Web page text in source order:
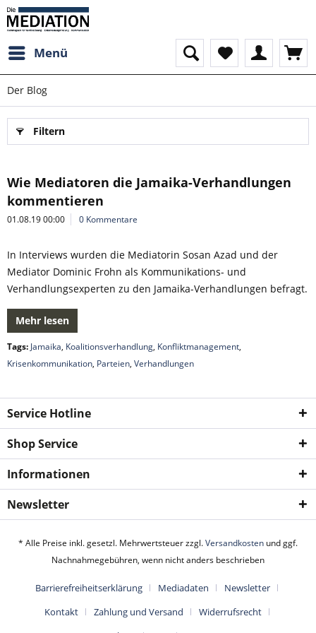
Menü
Der Blog
Filtern
Wie Mediatoren die Jamaika-Verhandlungen
kommentieren
01.08.19 00:00 0 Kommentare
In Interviews wurden die Mediatorin Sosan Azad und der
Mediator Dominic Frohn als Kommunikations- und
Verhandlungsexperten zu den Jamaika-Verhandlungen befragt.
Mehr lesen
Tags: Jamaika, Koalitionsverhandlung, Konfliktmanagement,
Krisenkommunikation, Parteien, Verhandlungen
Service Hotline
Shop Service
Informationen
Newsletter
* Alle Preise inkl. gesetzl. Mehrwertsteuer zzgl.Versandkosten und ggf.
Nachnahmegebühren, wenn nicht anders beschrieben
Barrierefreiheitserklärung Mediadaten
Newsletter
Kontakt
Zahlung und Versand
Widerrufsrecht